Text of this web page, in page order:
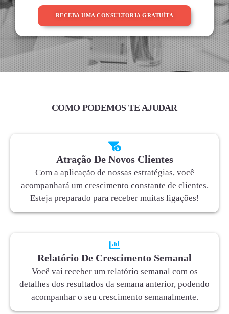
RECEBA UMA CONSULTORIA GRATUÍTA
COMO PODEMOS TE AJUDAR
Atração De Novos Clientes
Com a aplicação de nossas estratégias, você
acompanhará um crescimento constante de clientes.
Esteja preparado para receber muitas ligações!
Relatório De Crescimento Semanal
Você vai receber um relatório semanal com os
detalhes dos resultados da semana anterior, podendo
acompanhar o seu crescimento semanalmente.